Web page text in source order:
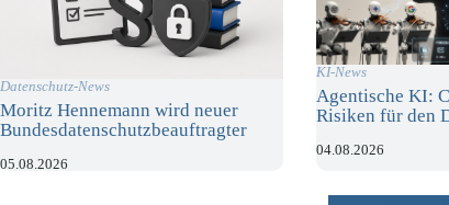
Datenschutz-News
Moritz Hennemann wird neuer
Bundesdatenschutzbeauftragter
05.08.2026
KI-News
Agentische KI:
Risiken für den
04.08.2026